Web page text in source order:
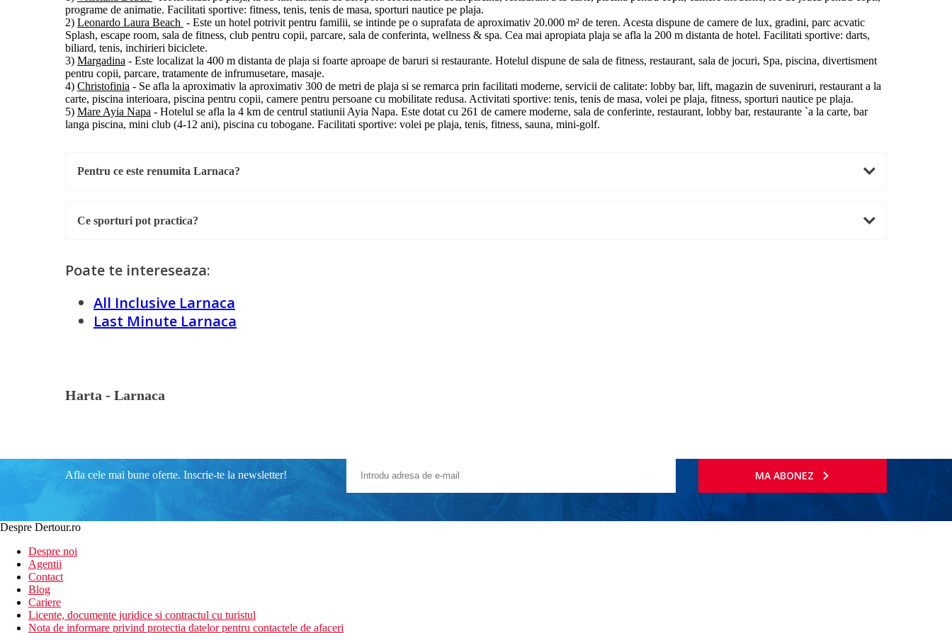
programe de animatie. Facilitati sportive: fitness, tenis, tenis de masa, sporturi nautice pe plaja.
2) Leonardo Laura Beach - Este un hotel potrivit pentru familii, se intinde pe o suprafata de aproximativ 20.000 m² de teren. Acesta dispune de camere de lux, gradini, parc acvatic
Splash, escape room, sala de fitness, club pentru copii, parcare, sala de conferinta, wellness & spa. Cea mai apropiata plaja se afla la 200 m distanta de hotel. Facilitati sportive: darts,
biliard, tenis, inchirieri biciclete.
3) Margadina - Este localizat la 400 m distanta de plaja si foarte aproape de baruri si restaurante. Hotelul dispune de sala de fitness, restaurant, sala de jocuri, Spa, piscina, divertisment
pentru copii, parcare, tratamente de infrumusetare, masaje.
4) Christofinia - Se afla la aproximativ la aproximativ 300 de metri de plaja si se remarca prin facilitati moderne, servicii de calitate: lobby bar, lift, magazin de suveniruri, restaurant a la
carte, piscina interioara, piscina pentru copii, camere pentru persoane cu mobilitate redusa. Activitati sportive: tenis, tenis de masa, volei pe plaja, fitness, sporturi nautice pe plaja.
5) Mare Ayia Napa - Hotelul se afla la 4 km de centrul statiunii Ayia Napa. Este dotat cu 261 de camere moderne, sala de conferinte, restaurant, lobby bar, restaurante `a la carte, bar
langa piscina, mini club (4-12 ani), piscina cu tobogane. Facilitati sportive: volei pe plaja, tenis, fitness, sauna, mini-golf.
Pentru ce este renumita Larnaca?
Ce sporturi pot practica?
Poate te intereseaza:
All Inclusive Larnaca
Last Minute Larnaca
Harta - Larnaca
Afla cele mai bune oferte. Inscrie-te la newsletter! MA ABONEZ
Despre Dertour.ro
Despre noi
Agentii
Contact
Blog
Cariere
Licente, documente juridice si contractul cu turistul
Nota de informare privind protectia datelor pentru contactele de afaceri